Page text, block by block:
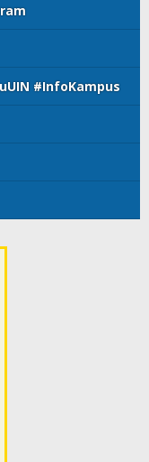
#InfoKampus